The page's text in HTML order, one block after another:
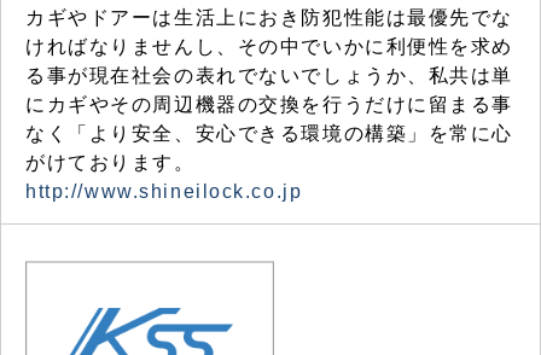
カギやドアーは生活上におき防犯性能は最優先でな
ければなりませんし、その中でいかに利便性を求め
る事が現在社会の表れでないでしょうか、私共は単
にカギやその周辺機器の交換を行うだけに留まる事
なく「より安全、安心できる環境の構築」を常に心
がけております。
http://www.shineilock.co.jp